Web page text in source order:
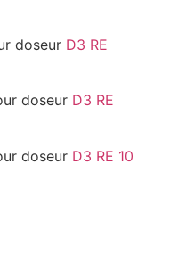
doseur D3 RE
doseur D3 RE
doseur D3 RE 10